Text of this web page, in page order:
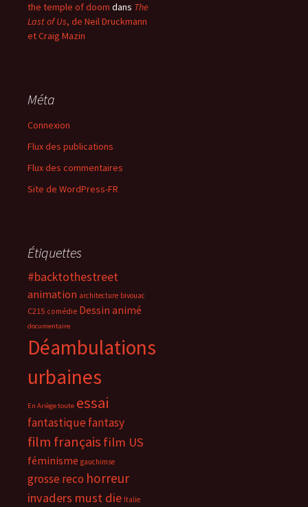
the temple of doom dans The
Last of Us, de Neil Druckmann
et Craig Mazin
Méta
Connexion
Flux des publications
Flux des commentaires
Site de WordPress-FR
Étiquettes
#backtothestreet
animation architecture bivouac
C215 comédie Dessin animé
documentaire
Déambulations
urbaines
En Ariège toute essai
fantastiquefantasy
film français film US
féminisme gauchimse
grosse reco horreur
invaders must die Italie